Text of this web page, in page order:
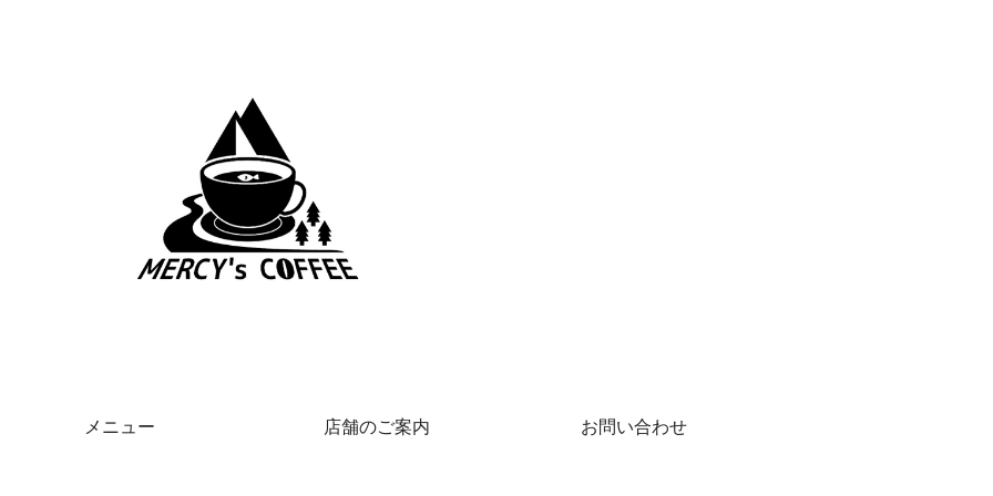
メニュー 店舗のご案内 お問い合わせ